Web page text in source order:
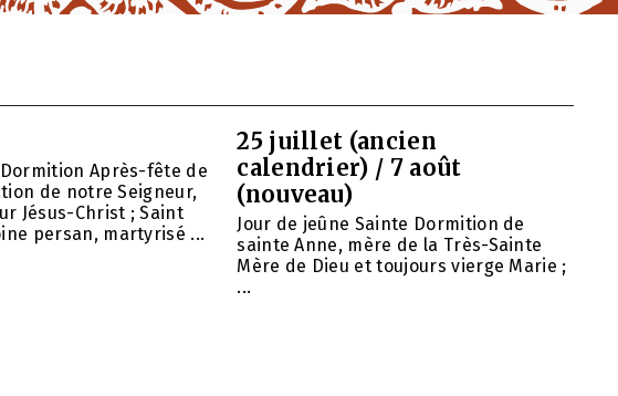
Après-fête de
de notre Seigneur,
Jésus-Christ ; Saint
persan, martyrisé ...
25 juillet (ancien
calendrier) / 7 août
(nouveau)
Jour de jeûne Sainte Dormition de
sainte Anne, mère de la Très-Sainte
Mère de Dieu et toujours vierge Marie ;
...